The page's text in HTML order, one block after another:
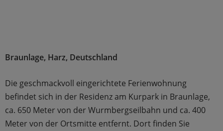
Braunlage, Harz, Deutschland
Die geschmackvoll eingerichtete Ferienwohnung
befindet sich in der Residenz am Kurpark in Braunlage,
ca. 650 Meter von der Wurmbergseilbahn und ca. 400
Meter von der Ortsmitte entfernt. Dort finden Sie